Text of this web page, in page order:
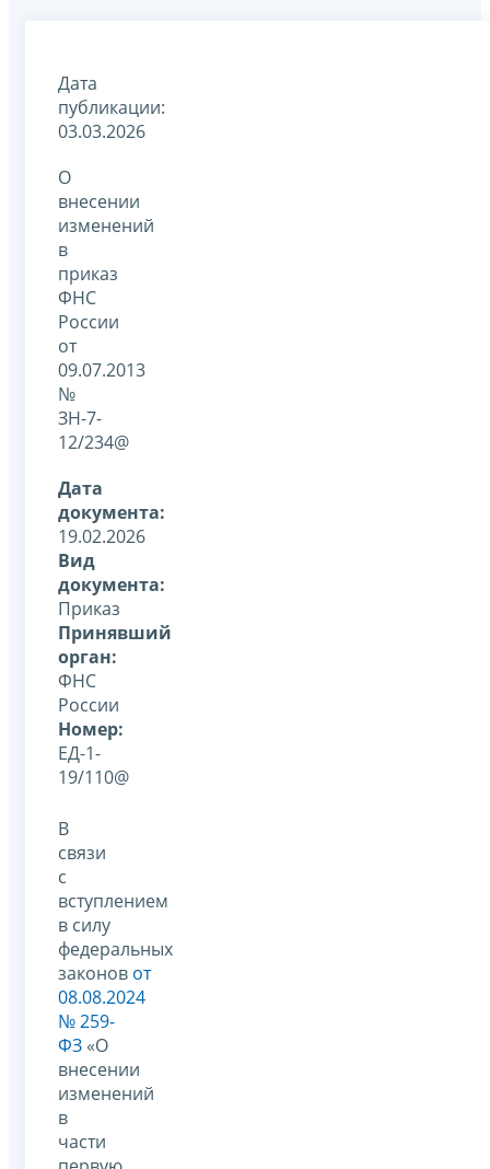
Дата
публикации:
03.03.2026
О
внесении
изменений
в
приказ
ФНС
России
от
09.07.2013
№
ЗН-7-
12/234@
Дата
документа:
19.02.2026
Вид
документа:
Приказ
Принявший
орган:
ФНС
России
Номер:
ЕД-1-
19/110@
В
связи
с
вступлением
в силу
федеральных
законов от
08.08.2024
№ 259-
ФЗ «О
внесении
изменений
в
части